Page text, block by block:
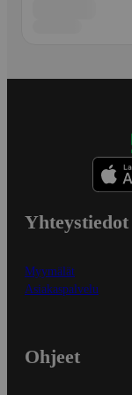
Yhteystiedot
Myymälät
Asiakaspalvelu
Ohjeet